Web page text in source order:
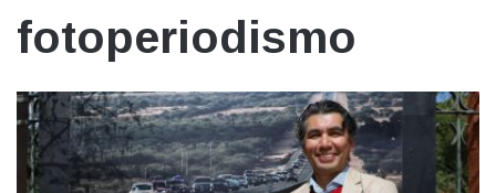
fotoperiodismo